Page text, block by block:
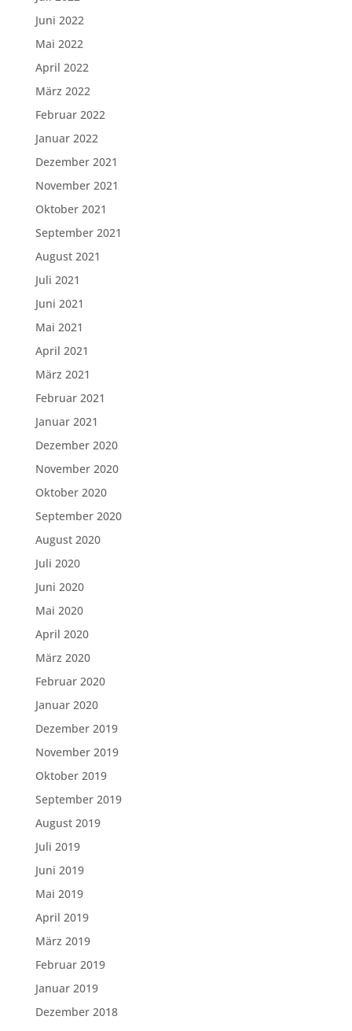
Juni 2022
Mai 2022
April 2022
März 2022
Februar 2022
Januar 2022
Dezember 2021
November 2021
Oktober 2021
September 2021
August 2021
Juli 2021
Juni 2021
Mai 2021
April 2021
März 2021
Februar 2021
Januar 2021
Dezember 2020
November 2020
Oktober 2020
September 2020
August 2020
Juli 2020
Juni 2020
Mai 2020
April 2020
März 2020
Februar 2020
Januar 2020
Dezember 2019
November 2019
Oktober 2019
September 2019
August 2019
Juli 2019
Juni 2019
Mai 2019
April 2019
März 2019
Februar 2019
Januar 2019
Dezember 2018